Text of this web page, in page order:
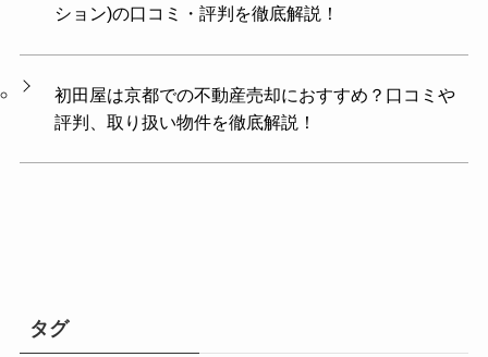
ション)の口コミ・評判を徹底解説！
初田屋は京都での不動産売却におすすめ？口コミや
評判、取り扱い物件を徹底解説！
タグ